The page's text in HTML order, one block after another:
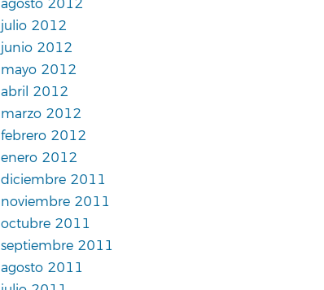
agosto 2012
julio 2012
junio 2012
mayo 2012
abril 2012
marzo 2012
febrero 2012
enero 2012
diciembre 2011
noviembre 2011
octubre 2011
septiembre 2011
agosto 2011